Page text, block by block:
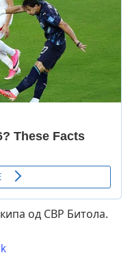
од СВР Битола.